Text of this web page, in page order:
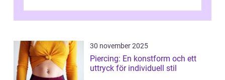
30 november 2025
Piercing: En konstform och ett
uttryck för individuell stil